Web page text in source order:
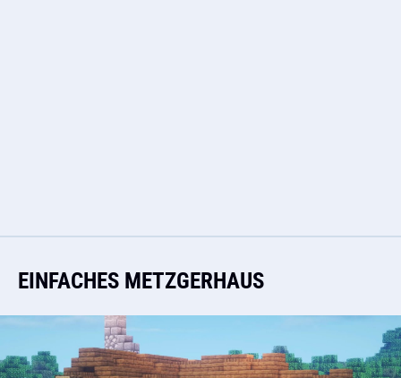
EINFACHES METZGERHAUS